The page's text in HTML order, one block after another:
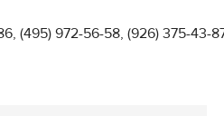
(495) 972-56-58, (926) 375-43-